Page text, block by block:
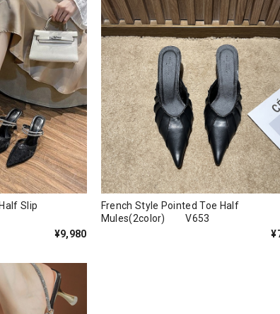
Slip
¥9,980
French Style Pointed Toe Half
Mules(2color) V653